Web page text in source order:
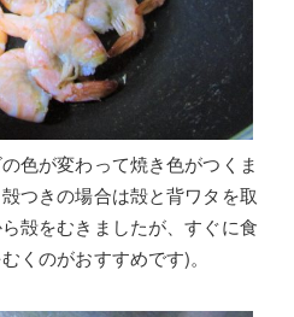
色が変わって焼き色がつくま
つきの場合は殻と背ワタを取
殻をむきましたが、すぐに食
くのがおすすめです)。